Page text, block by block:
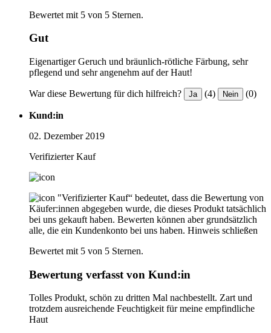
Bewertet mit 5 von 5 Sternen.
Gut
Eigenartiger Geruch und bräunlich-rötliche Färbung, sehr
pflegend und sehr angenehm auf der Haut!
War diese Bewertung für dich hilfreich? Ja (4) Nein (0)
Kund:in
02. Dezember 2019
Verifizierter Kauf
"Verifizierter Kauf“ bedeutet, dass die Bewertung von
Käufer:innen abgegeben wurde, die dieses Produkt tatsächlich
bei uns gekauft haben. Bewerten können aber grundsätzlich
alle, die ein Kundenkonto bei uns haben. Hinweis schließen
Bewertet mit 5 von 5 Sternen.
Bewertung verfasst von Kund:in
Tolles Produkt, schön zu dritten Mal nachbestellt. Zart und
trotzdem ausreichende Feuchtigkeit für meine empfindliche
Haut